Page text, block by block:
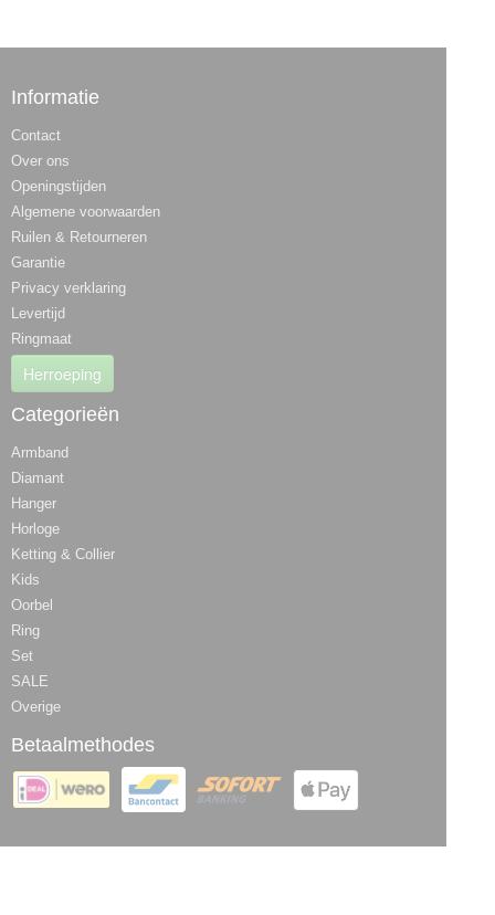
Informatie
Contact
Over ons
Openingstijden
Algemene voorwaarden
Ruilen & Retourneren
Garantie
Privacy verklaring
Levertijd
Ringmaat
Herroeping
Categorieën
Armband
Diamant
Hanger
Horloge
Ketting & Collier
Kids
Oorbel
Ring
Set
SALE
Overige
Betaalmethodes